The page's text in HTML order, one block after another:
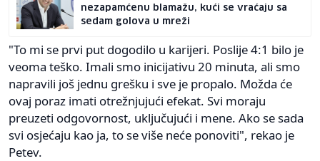
nezapamćenu blamažu, kući se vraćaju sa
sedam golova u mreži
"To mi se prvi put dogodilo u karijeri. Poslije 4:1 bilo je
veoma teško. Imali smo inicijativu 20 minuta, ali smo
napravili još jednu grešku i sve je propalo. Možda će
ovaj poraz imati otrežnjujući efekat. Svi moraju
preuzeti odgovornost, uključujući i mene. Ako se sada
svi osjećaju kao ja, to se više neće ponoviti", rekao je
Petev.